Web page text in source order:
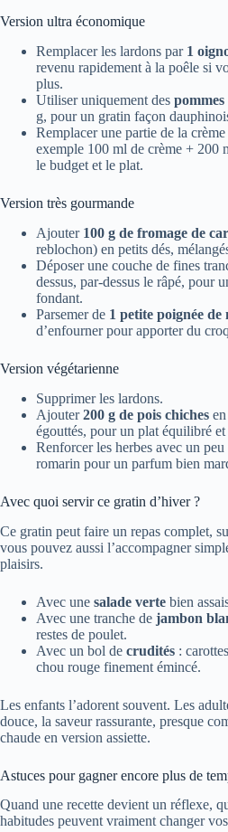
Version ultra économique
Remplacer les lardons par 1
revenu rapidement à la poêle si
plus.
Utiliser uniquement des
g, pour un gratin façon
Remplacer une partie de la
exemple 100 ml de crème + 200
le budget et le plat.
Version très gourmande
Ajouter 100 g de fromage de
reblochon) en petits dés,
Déposer une couche de fines
dessus, par-dessus le râpé, pour
fondant.
Parsemer de 1 petite poignée de
d’enfourner pour apporter du
Version végétarienne
Supprimer les lardons.
Ajouter200 g de pois chiches
égouttés, pour un plat équilibré et
Renforcer les herbes avec un
romarin pour un parfum bien
Avec quoi servir ce gratin d’hiver ?
Ce gratin peut faire un repas complet,
vous pouvez aussi l’accompagner
plaisirs.
Avec une salade verte bien
Avec une tranche de jambon
restes de poulet.
Avec un bol de crudités :
chou rouge finement émincé.
Les enfants l’adorent souvent. Les
douce, la saveur rassurante, presque
chaude en version assiette.
Astuces pour gagner encore plus de
Quand une recette devient un réflexe,
habitudes peuvent vraiment changer